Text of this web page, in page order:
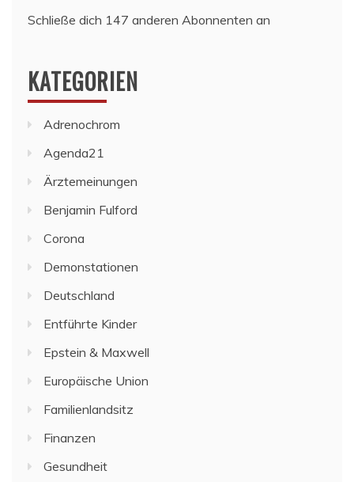
Schließe dich 147 anderen Abonnenten an
KATEGORIEN
Adrenochrom
Agenda21
Ärztemeinungen
Benjamin Fulford
Corona
Demonstationen
Deutschland
Entführte Kinder
Epstein & Maxwell
Europäische Union
Familienlandsitz
Finanzen
Gesundheit